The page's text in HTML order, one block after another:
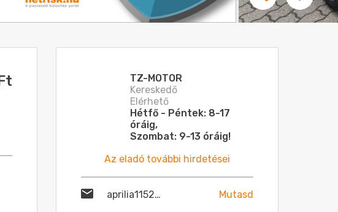
TZ-MOTOR
Kereskedő
Elérhető
Hétfő - Péntek: 8-17
óráig,
Szombat: 9-13 óráig!
Az eladó további hirdetései
aprilia1152@gmail.com Mutasd